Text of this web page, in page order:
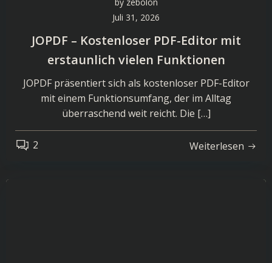
Juli 31, 2026
JOPDF – Kostenloser PDF-Editor mit
erstaunlich vielen Funktionen
JOPDF präsentiert sich als kostenloser PDF-Editor
mit einem Funktionsumfang, der im Alltag
überraschend weit reicht. Die […]
2 Weiterlesen